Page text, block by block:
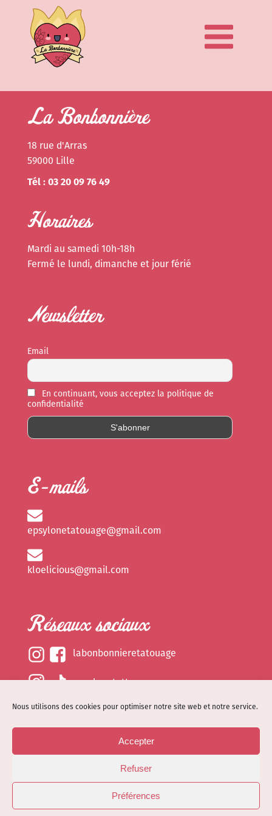
Nous utilisons des cookies pour optimiser notre site web et notre service.
Accepter
Refuser
Préférences
La Bonbonnière
18 rue d'Arras
59000 Lille
Tél : 03 20 09 76 49
Horaires
Mardi au samedi 10h-18h
Fermé le lundi, dimanche et jour férié
Newsletter
Email
En continuant, vous acceptez la politique de
confidentialité
E-mails
epsylonetatouage@gmail.com
kloelicious@gmail.com
Réseaux sociaux
labonbonnieretatouage
epsylonetattoo
kloelicious_
Mentions légales
Politique de cookies (EU)
© Site web réalisé parDénode- Illustrations par
Kloelicioustattoo tous droits réservés